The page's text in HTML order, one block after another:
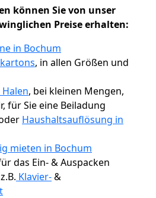
können Sie von unser
Preise erhalten:
in Bochum
, in allen Größen und
, bei kleinen Mengen,
für Sie eine Beiladung
Haushaltsauflösung in
mieten in Bochum
das Ein- & Auspacken
Klavier-&